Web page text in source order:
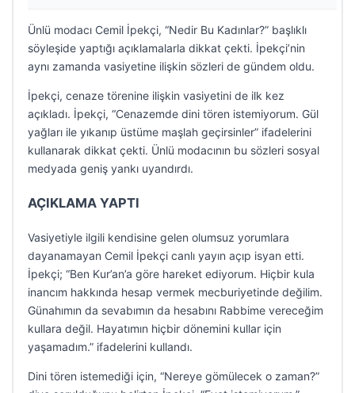
Ünlü modacı Cemil İpekçi, “Nedir Bu Kadınlar?” başlıklı
söyleşide yaptığı açıklamalarla dikkat çekti. İpekçi’nin
aynı zamanda vasiyetine ilişkin sözleri de gündem oldu.
İpekçi, cenaze törenine ilişkin vasiyetini de ilk kez
açıkladı. İpekçi, “Cenazemde dini tören istemiyorum. Gül
yağları ile yıkanıp üstüme maşlah geçirsinler” ifadelerini
kullanarak dikkat çekti. Ünlü modacının bu sözleri sosyal
medyada geniş yankı uyandırdı.
AÇIKLAMA YAPTI
Vasiyetiyle ilgili kendisine gelen olumsuz yorumlara
dayanamayan Cemil İpekçi canlı yayın açıp isyan etti.
İpekçi; “Ben Kur’an’a göre hareket ediyorum. Hiçbir kula
inancım hakkında hesap vermek mecburiyetinde değilim.
Günahımın da sevabımın da hesabını Rabbime vereceğim
kullara değil. Hayatımın hiçbir dönemini kullar için
yaşamadım.” ifadelerini kullandı.
Dini tören istemediği için, “Nereye gömülecek o zaman?”